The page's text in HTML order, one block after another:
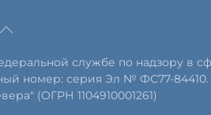
службе по надзору в
номер: серия Эл № ФС77-
(ОГРН 1104910001261)